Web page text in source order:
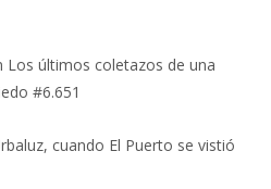
Los últimos coletazos de una
#6.651
cuando El Puerto se vistió